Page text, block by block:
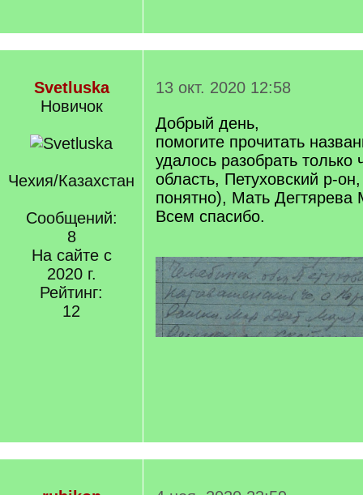
Svetluska
Новичок
Чехия/Казахстан
Сообщений:
8
На сайте с
2020 г.
Рейтинг:
12
13 окт. 2020 12:58
Добрый день,
помогите прочитать
удалось разобрать только
область, Петуховский р-
понятно), Мать
Всем спасибо.